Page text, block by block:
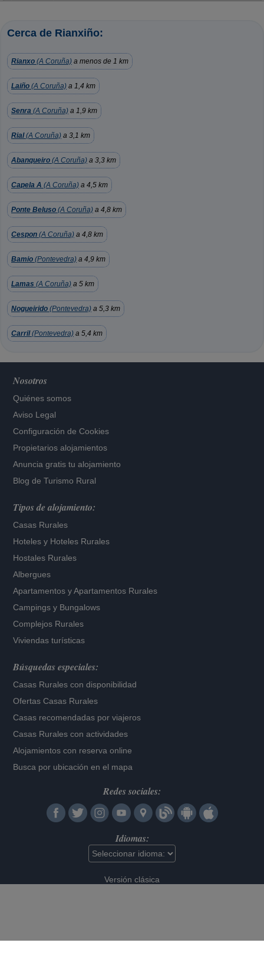
Cerca de Rianxiño:
Rianxo (A Coruña) a menos de 1 km
Laiño (A Coruña) a 1,4 km
Senra (A Coruña) a 1,9 km
Rial(A Coruña) a 3,1 km
Abanqueiro (A Coruña) a 3,3 km
Capela A (A Coruña) a 4,5 km
Ponte Beluso (A Coruña) a 4,8 km
Cespon (A Coruña) a 4,8 km
Bamio (Pontevedra) a 4,9 km
Lamas (A Coruña) a 5 km
Nogueirido (Pontevedra) a 5,3 km
Carril(Pontevedra) a 5,4 km
Nosotros
Quiénes somos
Aviso Legal
Configuración de Cookies
Propietarios alojamientos
Anuncia gratis tu alojamiento
Blog de Turismo Rural
Tipos de alojamiento:
Casas Rurales
Hoteles y Hoteles Rurales
Hostales Rurales
Albergues
Apartamentos yApartamentos Rurales
Campings y Bungalows
Complejos Rurales
Viviendas turísticas
Búsquedas especiales:
Casas Rurales con disponibilidad
Ofertas Casas Rurales
Casas recomendadas por viajeros
Casas Rurales con actividades
Alojamientos con reserva online
Busca por ubicación en el mapa
Redes sociales:
Idiomas:
Versión clásica